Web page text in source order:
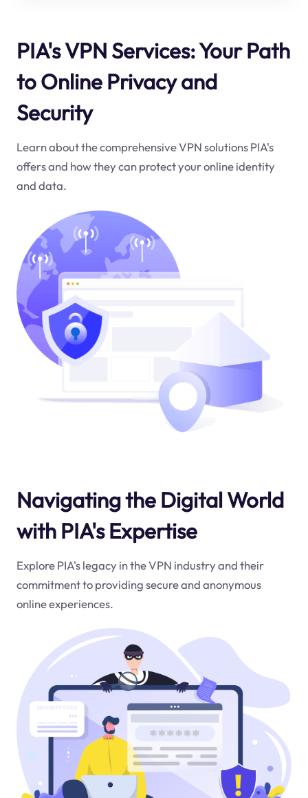
PIA's VPN Services: Your Path
to Online Privacy and
Security
Learn about the comprehensive VPN solutions PIA's
offers and how they can protect your online identity
and data.
Navigating the Digital World
with PIA's Expertise
Explore PIA's legacy in the VPN industry and their
commitment to providing secure and anonymous
online experiences.